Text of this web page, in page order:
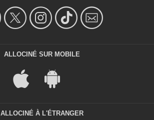
ALLOCINÉ SUR MOBILE
ALLOCINÉ À L'ÉTRANGER